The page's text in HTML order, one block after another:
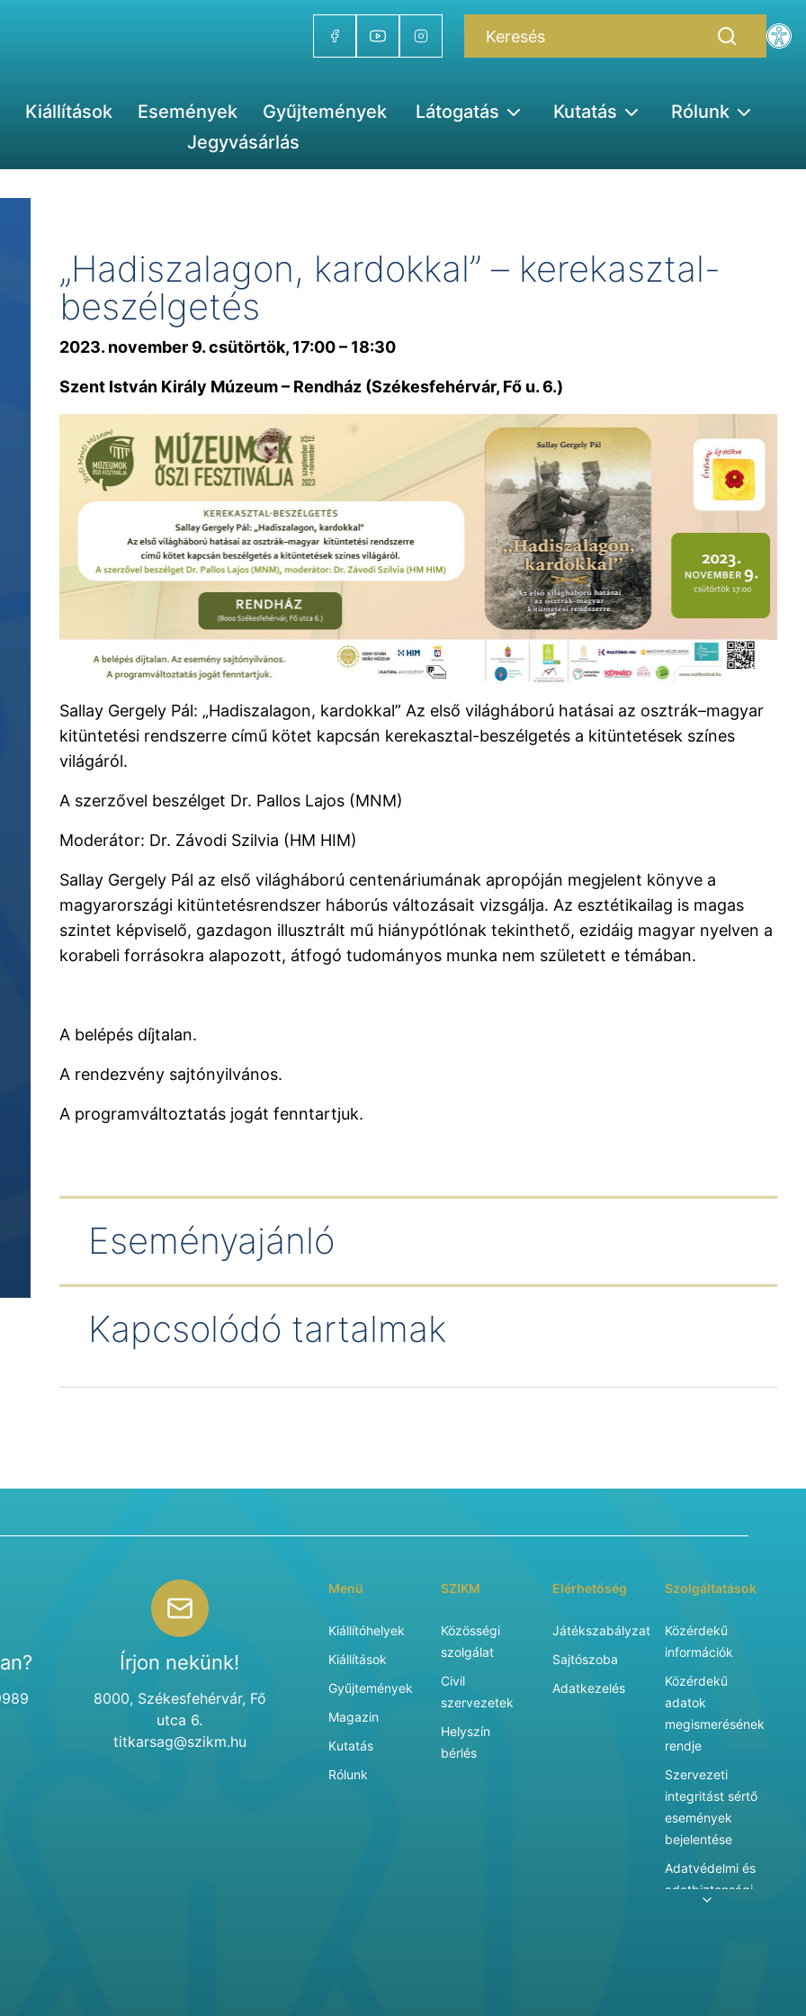
Kiállítások Események Gyűjtemények Látogatás Kutatás
Rólunk
Jegyvásárlás
„Hadiszalagon, kardokkal” – kerekasztal-
beszélgetés
2023. november 9. csütörtök, 17:00 – 18:30
Szent István Király Múzeum – Rendház (Székesfehérvár, Fő u. 6.)
Sallay Gergely Pál: „Hadiszalagon, kardokkal” Az első világháború hatásai az osztrák–magyar
kitüntetési rendszerre című kötet kapcsán kerekasztal-beszélgetés a kitüntetések színes
világáról.
A szerzővel beszélget Dr. Pallos Lajos (MNM)
Moderátor: Dr. Závodi Szilvia (HM HIM)
Sallay Gergely Pál az első világháború centenáriumának apropóján megjelent könyve a
magyarországi kitüntetésrendszer háborús változásait vizsgálja. Az esztétikailag is magas
szintet képviselő, gazdagon illusztrált mű hiánypótlónak tekinthető, ezidáig magyar nyelven a
korabeli forrásokra alapozott, átfogó tudományos munka nem született e témában.
A belépés díjtalan.
A rendezvény sajtónyilvános.
A programváltoztatás jogát fenntartjuk.
Eseményajánló
Kapcsolódó tartalmak
Írjon nekünk!
8000, Székesfehérvár, Fő
utca 6.
titkarsag@szikm.hu
Menü
Kiállítóhelyek
Kiállítások
Gyűjtemények
Magazin
Kutatás
Rólunk
SZIKM
Közösségi
szolgálat
Civil
szervezetek
Helyszín
bérlés
Elérhetőség
Játékszabályzat
Sajtószoba
Adatkezelés
Szolgáltatások
Közérdekű
információk
Közérdekű
adatok
megismerésének
rendje
Szervezeti
integritást sértő
események
bejelentése
Adatvédelmi és
adatbiztonsági